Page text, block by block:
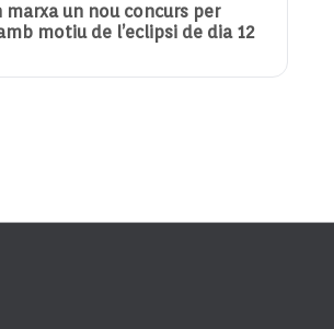
marxa un nou concurs per
motiu de l’eclipsi de dia 12